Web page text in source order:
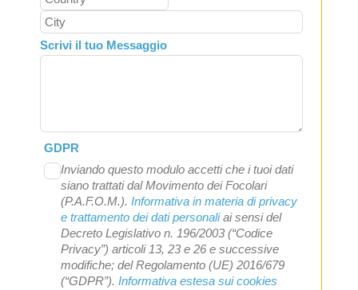
Scrivi il tuo Messaggio
GDPR
Inviando questo modulo accetti che i tuoi dati
siano trattati dal Movimento dei Focolari
(P.A.F.O.M.). Informativa in materia di privacy
e trattamento dei dati personaliai sensi del
Decreto Legislativo n. 196/2003 (“Codice
Privacy”) articoli 13, 23 e 26 e successive
modifiche; del Regolamento (UE) 2016/679
(“GDPR”). Informativa estesa sui cookies